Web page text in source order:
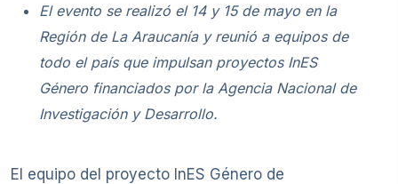
El evento se realizó el 14 y 15 de mayo en la
Región de La Araucanía y reunió a equipos de
todo el país que impulsan proyectos InES
Género financiados por la Agencia Nacional de
Investigación y Desarrollo.
El equipo del proyecto InES Género de